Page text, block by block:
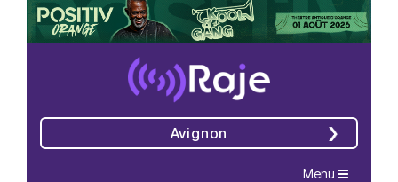
Avignon
Navigation
Menu